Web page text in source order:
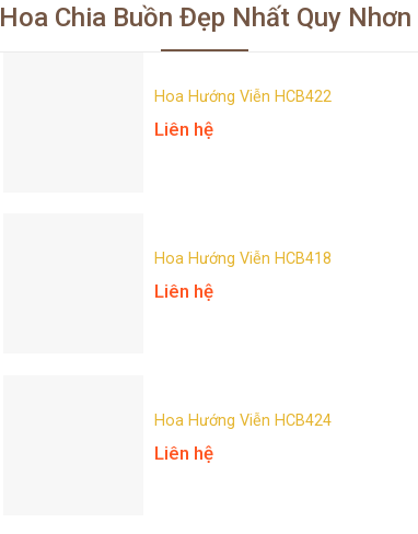
Hoa Chia Buồn Đẹp Nhất Quy Nhơn
Hoa Hướng Viễn HCB422
Liên hệ
Hoa Hướng Viễn HCB418
Liên hệ
Hoa Hướng Viễn HCB424
Liên hệ